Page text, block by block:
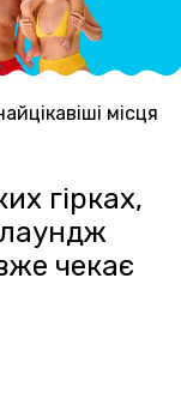
місця
гірках,
чекає